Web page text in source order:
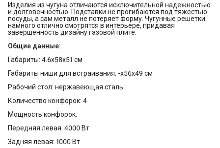
Изделия из чугуна отличаются исключительной надежностью
и долговечностью. Подставки не прогибаются под тяжестью
посуды, а сам металл не потеряет форму. Чугунные решетки
намного отлично смотрятся в интерьере, придавая
завершенность дизайну газовой плите.
Общие данные:
Габариты: 4.6x58x51 см
Габариты ниши для встраивания: -x56x49 см
Рабочий стол: нержавеющая сталь
Количество конфорок: 4
Мощность конфорок:
Передняя левая: 4000 Вт
Задняя левая: 1000 Вт